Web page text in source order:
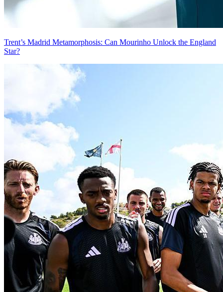
Trent’s Madrid Metamorphosis: Can Mourinho Unlock the England
Star?